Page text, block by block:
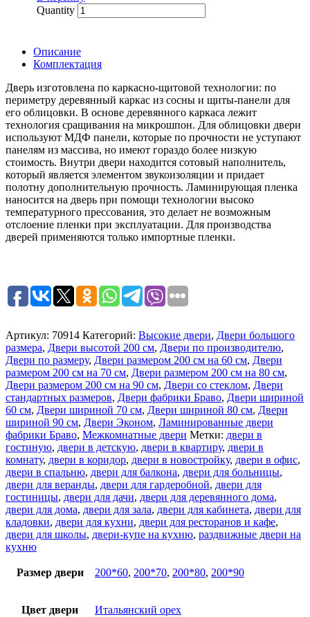
Quantity
Описание
Комплектация
Дверь изготовлена по каркасно-щитовой технологии: по
периметру деревянный каркас из сосны и щиты-панели для
его облицовки. В основе деревянного каркаса лежит
технология сращивания на микрошпон. Для облицовки двери
используют МДФ панели, которые по прочности не уступают
панелям из массива, но имеют гораздо более низкую
стоимость. Внутри двери находится сотовый наполнитель,
который является элементом звукоизоляции и придает
полотну дополнительную прочность. Ламинирующая пленка
наносится на дверь при помощи технологии высоко
температурного прессования, это делает не возможным
отслоение пленки при эксплуатации. Для производства
дверей применяются только импортные пленки.
Артикул: 70914 Категорий: Высокие двери, Двери большого
размера, Двери высотой 200 см, Двери по производителю,
Двери по размеру, Двери размером 200 см на 60 см, Двери
размером 200 см на 70 см, Двери размером 200 см на 80 см,
Двери размером 200 см на 90 см, Двери со стеклом, Двери
стандартных размеров, Двери фабрики Браво, Двери шириной
60 см, Двери шириной 70 см, Двери шириной 80 см, Двери
шириной 90 см, Двери Эконом, Ламинированные двери
фабрики Браво, Межкомнатные двери Метки: двери в
гостиную, двери в детскую, двери в квартиру, двери в
комнату, двери в коридор, двери в новостройку, двери в офис,
двери в спальню, двери для балкона, двери для больницы,
двери для веранды, двери для гардеробной, двери для
гостиницы, двери для дачи, двери для деревянного дома,
двери для дома, двери для зала, двери для кабинета, двери для
кладовки, двери для кухни, двери для ресторанов и кафе,
двери для школы, двери-купе на кухню, раздвижные двери на
кухню
Размер двери 200*60, 200*70, 200*80, 200*90
Цвет двери Итальянский орех